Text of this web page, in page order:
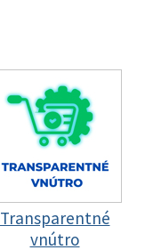
Transparentné
vnútro